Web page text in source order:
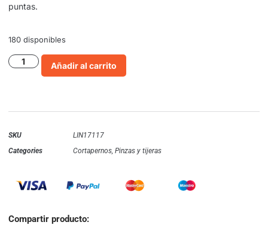
puntas.
180 disponibles
Añadir al carrito
SKU
LIN17117
Categories
Cortapernos, Pinzas y tijeras
Compartir producto: